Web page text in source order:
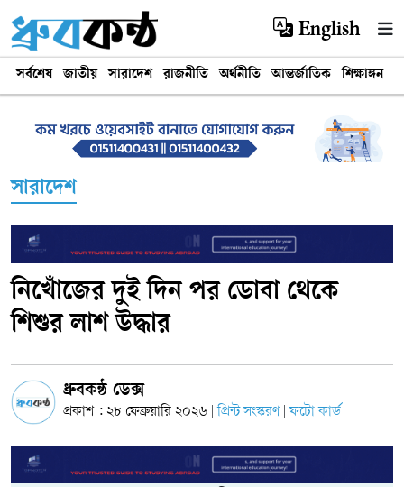
English
সর্বশেষ জাতীয় সারাদেশ রাজনীতি অর্থনীতি আন্তর্জাতিক শিক্ষাঙ্গন
সারাদেশ
নিখোঁজের দুই দিন পর ডোবা থেকে
শিশুর লাশ উদ্ধার
ধ্রুবকন্ঠ ডেক্স
প্রকাশ : ২৮ ফেব্রুয়ারি ২০২৬ প্রিন্ট সংস্করণ ফটো কার্ড